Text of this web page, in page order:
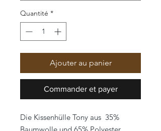
Quantité *
Ajouter au panier
Commander et payer
Die Kissenhülle Tony aus 35%